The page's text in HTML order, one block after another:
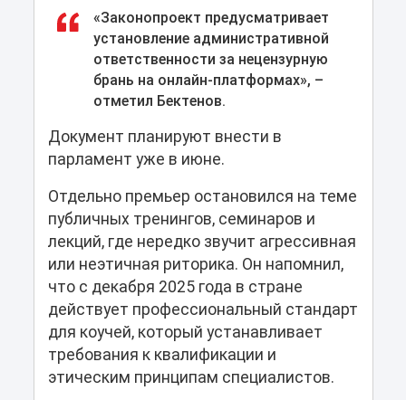
«Законопроект предусматривает
установление административной
ответственности за нецензурную
брань на онлайн-платформах», –
отметил Бектенов.
Документ планируют внести в
парламент уже в июне.
Отдельно премьер остановился на теме
публичных тренингов, семинаров и
лекций, где нередко звучит агрессивная
или неэтичная риторика. Он напомнил,
что с декабря 2025 года в стране
действует профессиональный стандарт
для коучей, который устанавливает
требования к квалификации и
этическим принципам специалистов.